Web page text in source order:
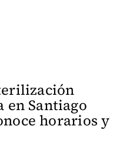
en Santiago
horarios y